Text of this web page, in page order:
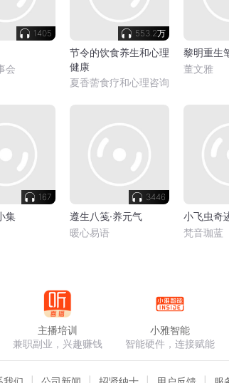
1405
会
553.2万
节令的饮食养生和心理
健康
夏香薷食疗和心理咨询
黎明重生
董文雅
167
集
3446
遵生八笺·养元气
暖心易语
小飞虫奇
梵音珈蓝
主播培训
兼职副业，兴趣赚钱
小雅智能
智能硬件，连接赋能